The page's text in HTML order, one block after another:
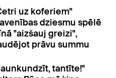
uz koferiem"
dziesmu spēlē
"aizšauj greizi",
prāvu summu
tantīte!"